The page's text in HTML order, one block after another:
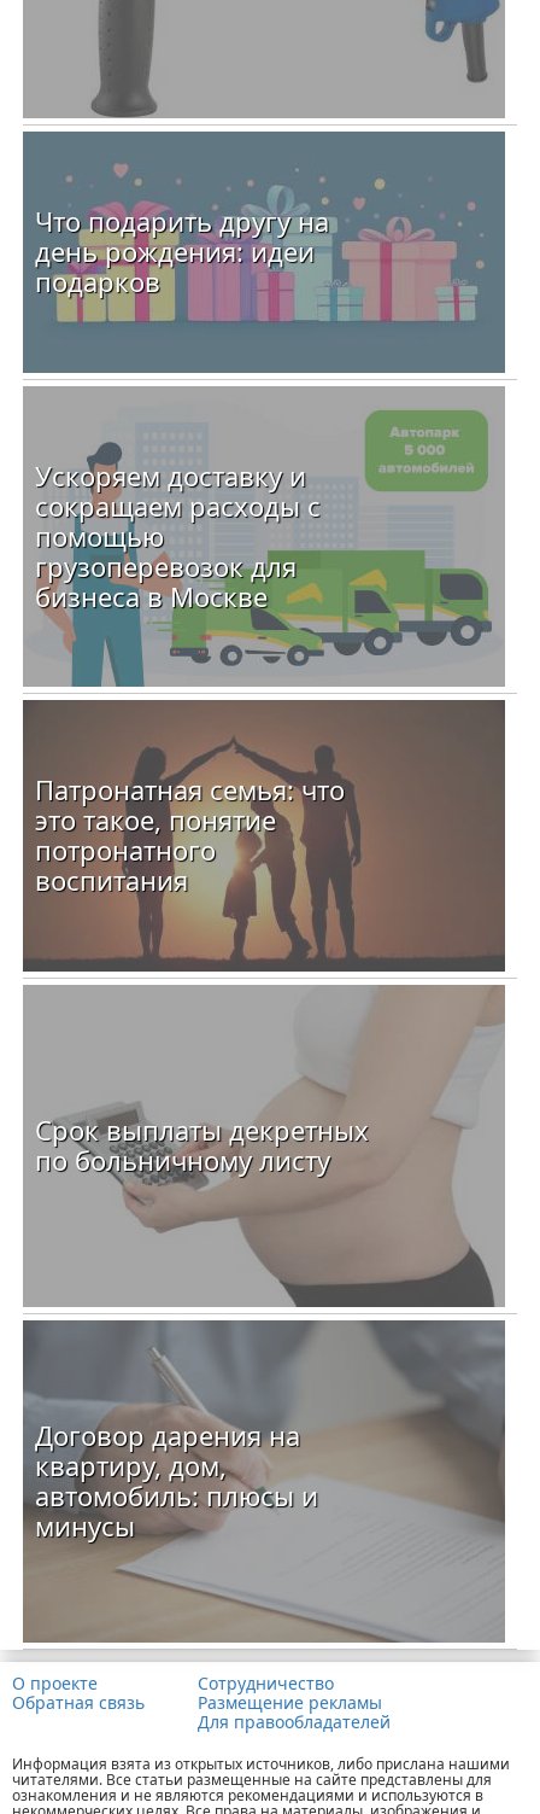
Что подарить другу на
день рождения: идеи
подарков
Ускоряем доставку и
сокращаем расходы с
помощью
грузоперевозок для
бизнеса в Москве
Патронатная семья: что
это такое, понятие
потронатного
воспитания
Срок выплаты декретных
по больничному листу
Договор дарения на
квартиру, дом,
автомобиль: плюсы и
минусы
О проекте
Обратная связь
Сотрудничество
Размещение рекламы
Для правообладателей
Информация взята из открытых источников, либо прислана нашими
читателями. Все статьи размещенные на сайте представлены для
ознакомления и не являются рекомендациями и используются в